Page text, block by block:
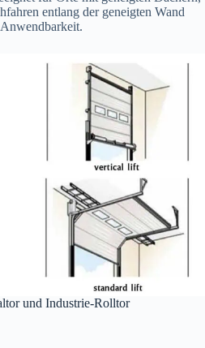
entlang der geneigten Wand
und Industrie-Rolltor